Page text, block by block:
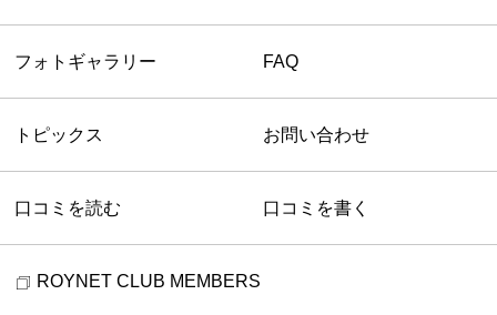
フォトギャラリー FAQ
トピックス お問い合わせ
口コミを読む 口コミを書く
ROYNET CLUB MEMBERS